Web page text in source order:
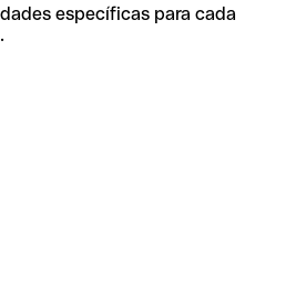
específicas para cada